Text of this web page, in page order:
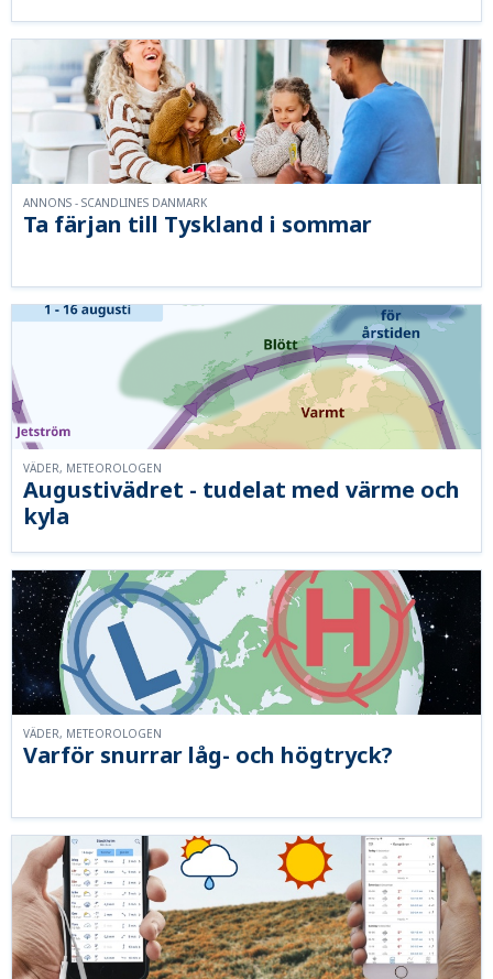
Ta färjan till Tyskland i sommar
ANNONS - SCANDLINES DANMARK
Augustivädret - tudelat med värme och
kyla
VÄDER, METEOROLOGEN
Varför snurrar låg- och högtryck?
VÄDER, METEOROLOGEN